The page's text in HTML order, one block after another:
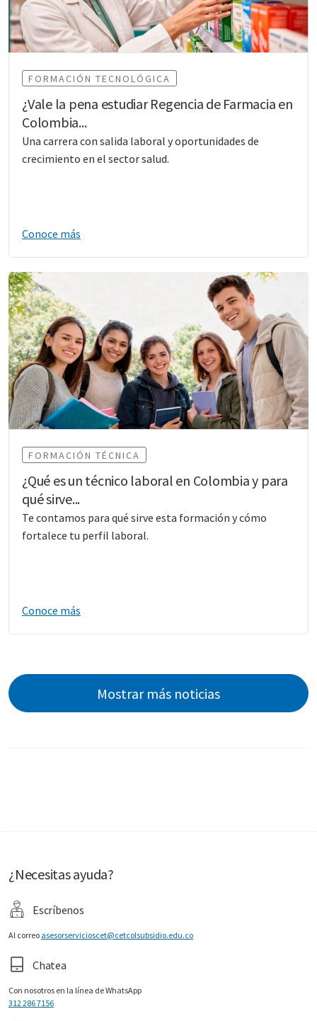
FORMACIÓN TECNOLÓGICA
¿Vale la pena estudiar Regencia de Farmacia en
Colombia...
Una carrera con salida laboral y oportunidades de
crecimiento en el sector salud.
Conoce más
FORMACIÓN TÉCNICA
¿Qué es un técnico laboral en Colombia y para
qué sirve...
Te contamos para qué sirve esta formación y cómo
fortalece tu perfil laboral.
Conoce más
Mostrar más noticias
¿Necesitas ayuda?
Escríbenos
Al correo asesorservicioscet@cetcolsubsidio.edu.co
Chatea
Con nosotros en la línea de WhatsApp
312 286 7156